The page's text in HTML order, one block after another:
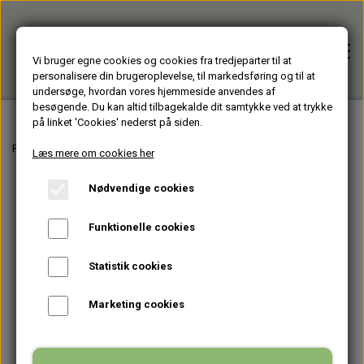
Forside
Firmagaver
Forside Varer fra Huset Venture Aarhus
Vi bruger egne cookies og cookies fra tredjeparter til at
personalisere din brugeroplevelse, til markedsføring og til at
undersøge, hvordan vores hjemmeside anvendes af
besøgende. Du kan altid tilbagekalde dit samtykke ved at trykke
på linket 'Cookies' nederst på siden.
Læs mere om cookies her
Nødvendige cookies
Funktionelle cookies
Statistik cookies
Marketing cookies